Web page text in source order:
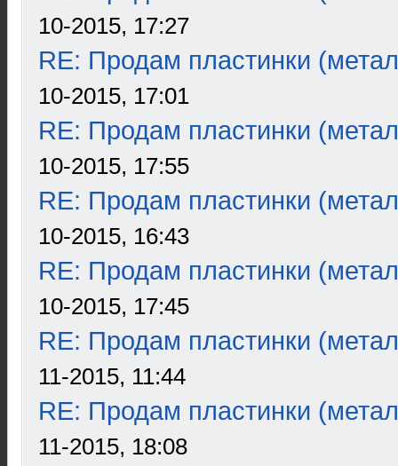
10-2015, 17:27
RE: Продам пластинки
10-2015, 17:01
RE: Продам пластинки
10-2015, 17:55
RE: Продам пластинки
10-2015, 16:43
RE: Продам пластинки
10-2015, 17:45
RE: Продам пластинки
11-2015, 11:44
RE: Продам пластинки
11-2015, 18:08